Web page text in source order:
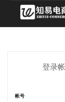
登录
帐号